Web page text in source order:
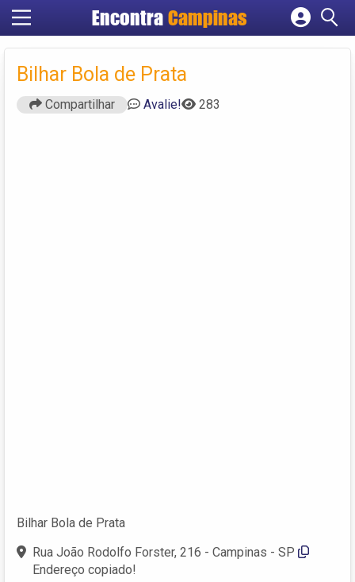
Encontra Campinas
Cadastrar empresa
Criar conta
Bilhar Bola de Prata
Compartilhar Avalie! 283
Bilhar Bola de Prata
Rua João Rodolfo Forster, 216 - Campinas - SP
Endereço copiado!